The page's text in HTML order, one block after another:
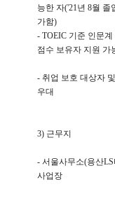
능한 자('21년 8월 졸
가함)
- TOEIC 기준 인문계
점수 보유자 지원 가
- 취업 보호 대상자
우대
3) 근무지
- 서울사무소(용산LS
사업장